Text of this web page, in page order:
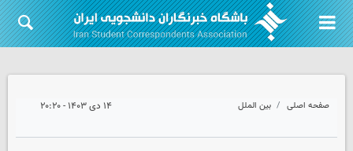
صفحه اصلی بین الملل ۱۴ دی ۱۴۰۳ - ۲۰:۲۰